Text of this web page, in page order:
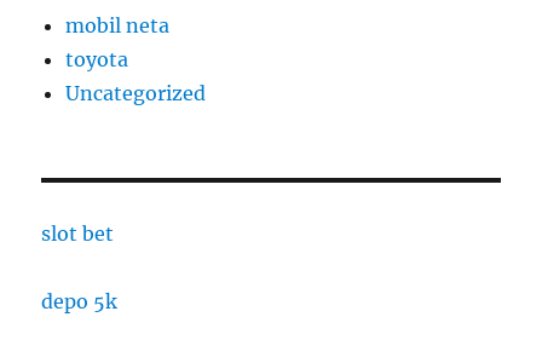
mobil neta
toyota
Uncategorized
slot bet
depo 5k